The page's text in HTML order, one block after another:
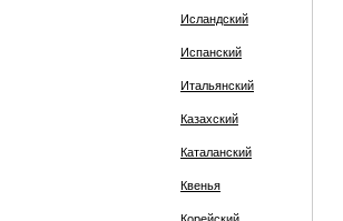
Исландский
Испанский
Итальянский
Казахский
Каталанский
Квенья